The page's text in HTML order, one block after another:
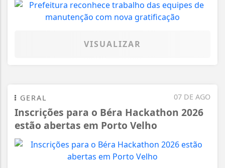
VISUALIZAR
07 DE AGO
GERAL
Inscrições para o Béra Hackathon 2026
estão abertas em Porto Velho